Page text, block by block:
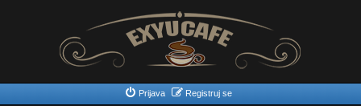
Prijava Registruj se